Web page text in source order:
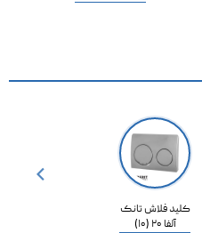

کلید فلاش تانک
آلفا 20 (10)